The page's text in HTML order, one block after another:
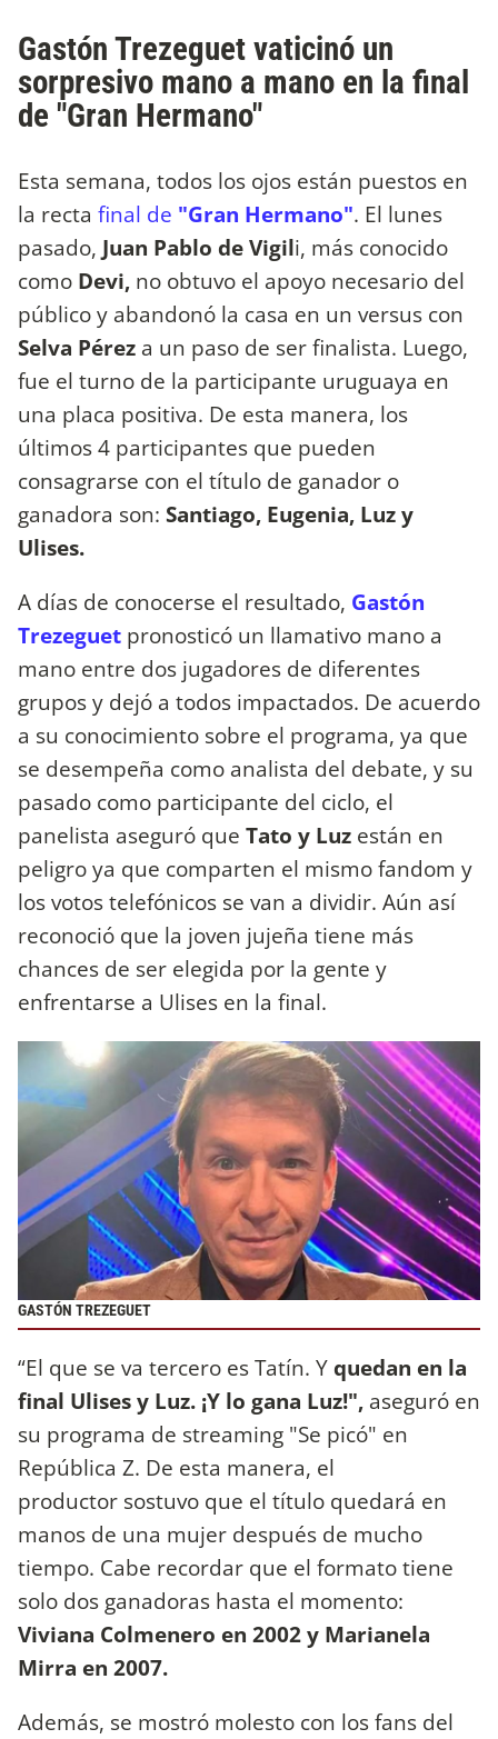
Gastón Trezeguet vaticinó un
sorpresivo mano a mano en la final
de "Gran Hermano"
Esta semana, todos los ojos están puestos en
la recta final de "Gran Hermano". El lunes
pasado, Juan Pablo de Vigili, más conocido
como Devi, no obtuvo el apoyo necesario del
público y abandonó la casa en un versus con
Selva Pérez a un paso de ser finalista. Luego,
fue el turno de la participante uruguaya en
una placa positiva. De esta manera, los
últimos 4 participantes que pueden
consagrarse con el título de ganador o
ganadora son: Santiago, Eugenia, Luz y
Ulises.
A días de conocerse el resultado, Gastón
Trezeguet pronosticó un llamativo mano a
mano entre dos jugadores de diferentes
grupos y dejó a todos impactados. De acuerdo
a su conocimiento sobre el programa, ya que
se desempeña como analista del debate, y su
pasado como participante del ciclo, el
panelista aseguró que Tato y Luz están en
peligro ya que comparten el mismo fandom y
los votos telefónicos se van a dividir. Aún así
reconoció que la joven jujeña tiene más
chances de ser elegida por la gente y
enfrentarse a Ulises en la final.
GASTÓN TREZEGUET
“El que se va tercero es Tatín. Yquedan en la
final Ulises y Luz. ¡Y lo gana Luz!", aseguró en
su programa de streaming "Se picó" en
República Z. De esta manera, el
productor sostuvo que el título quedará en
manos de una mujer después de mucho
tiempo. Cabe recordar que el formato tiene
solo dos ganadoras hasta el momento:
Viviana Colmenero en 2002 y Marianela
Mirra en 2007.
Además, se mostró molesto con los fans del